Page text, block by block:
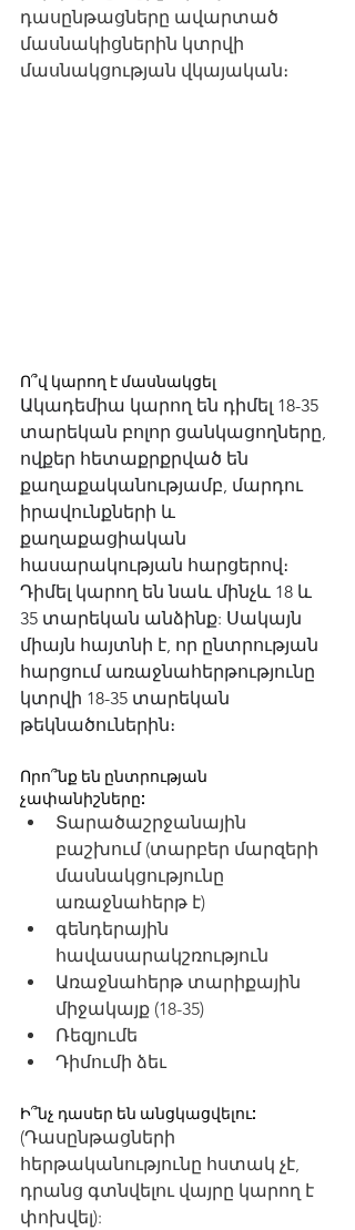
դասընթացները ավարտած
մասնակիցներին կտրվի
մասնակցության վկայական։
Ո՞վ կարող է մասնակցել
Ակադեմիա կարող են դիմել 18-35
տարեկան բոլոր ցանկացողները,
ովքեր հետաքրքրված են
քաղաքականությամբ, մարդու
իրավունքների և
քաղաքացիական
հասարակության հարցերով։
Դիմել կարող են նաև մինչև 18 և
35 տարեկան անձինք: Սակայն
միայն հայտնի է, որ ընտրության
հարցում առաջնահերթությունը
կտրվի 18-35 տարեկան
թեկնածուներին։
Որո՞նք են ընտրության
չափանիշները:
Տարածաշրջանային
բաշխում (տարբեր մարզերի
մասնակցությունը
առաջնահերթ է)
գենդերային
հավասարակշռություն
Առաջնահերթ տարիքային
միջակայք (18-35)
Ռեզյումե
Դիմումի ձեւ
Ի՞նչ դասեր են անցկացվելու:
(Դասընթացների
հերթականությունը հստակ չէ,
դրանց գտնվելու վայրը կարող է
փոխվել):